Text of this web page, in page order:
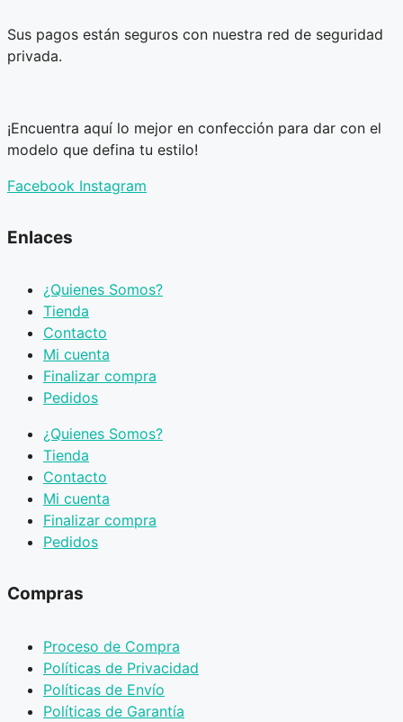
Sus pagos están seguros con nuestra red de seguridad
privada.
¡Encuentra aquí lo mejor en confección para dar con el
modelo que defina tu estilo!
Facebook Instagram
Enlaces
¿Quienes Somos?
Tienda
Contacto
Mi cuenta
Finalizar compra
Pedidos
¿Quienes Somos?
Tienda
Contacto
Mi cuenta
Finalizar compra
Pedidos
Compras
Proceso de Compra
Políticas de Privacidad
Políticas de Envío
Políticas de Garantía